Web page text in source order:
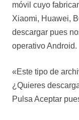
móvil cuyo
Xiaomi, Huawei,
descargar pues
operativo Android.
«Este tipo de
¿Quieres
Pulsa Aceptar